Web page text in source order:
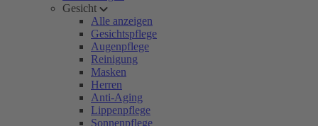
Gesicht
Alle anzeigen
Gesichtspflege
Augenpflege
Reinigung
Masken
Herren
Anti-Aging
Lippenpflege
Sonnenpflege